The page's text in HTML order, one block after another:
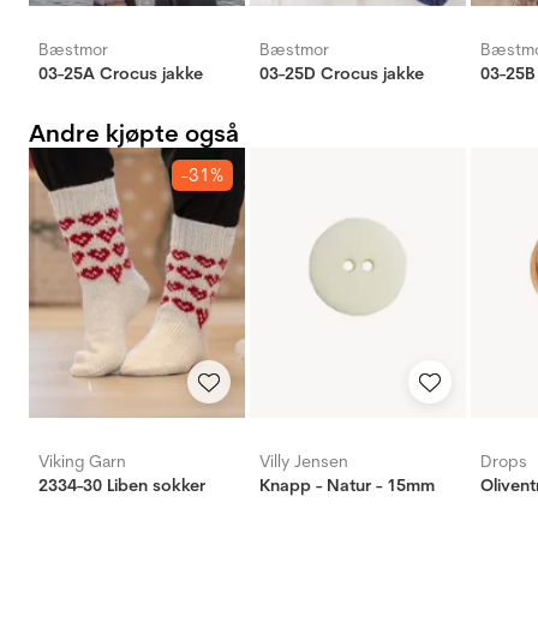
Bæstmor
03-25A Crocus jakke
Bæstmor
03-25D Crocus jakke
03-
Andre kjøpte også
-31%
Viking Garn
2334-30 Liben sokker
Villy Jensen
Knapp - Natur - 15mm
Drops